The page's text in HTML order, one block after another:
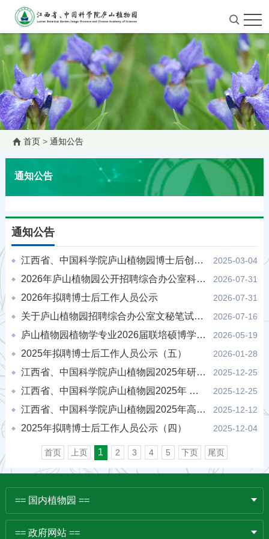
首页> 通知公告
通知公告
通知公告
江西省、中国科学院庐山植物园博士后创新实践基地2025年引进博士后人才公告 2025-03-04
2026年庐山植物园公开招聘综合办公室科研助理岗位面试公告 2026-07-31
2026年拟聘博士后工作人员公示 2026-07-31
关于庐山植物园招聘综合办公室文秘笔试安排的通知 2026-07-16
庐山植物园植物学专业2026届联培硕博学位论文答辩安排 2026-05-19
2025年拟聘博士后工作人员公示（五） 2026-01-28
江西省、中国科学院庐山植物园2025年研究生开题报告（二） 2025-12-25
江西省、中国科学院庐山植物园2025年 研究生开题报告（一） 2025-12-25
江西省、中国科学院庐山植物园2025年高层次人才招聘资格审查及面试公告 2025-12-12
2025年拟聘博士后工作人员公示（四） 2025-12-04
首页 上页 1 2 3 4 5 下页 尾页
== 国内植物园 ==
== 政府网站 ==